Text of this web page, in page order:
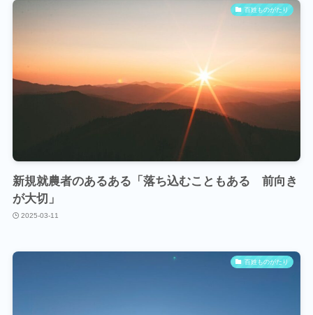
百姓ものがたり
新規就農者のあるある「落ち込むこともある 前向き
が大切」
2025-03-11
百姓ものがたり